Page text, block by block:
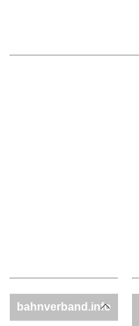
bahnverband.info